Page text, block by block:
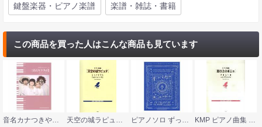
鍵盤楽器・ピアノ楽譜 楽譜・雑誌・書籍
この商品を買った人はこんな商品も見ています